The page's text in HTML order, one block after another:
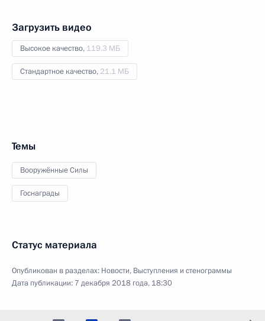
Загрузить видео
Высокое качество, 119.3 МБ
Стандартное качество, 21.1 МБ
Темы
Вооружённые Силы
Госнаграды
Статус материала
Опубликован в разделах: Новости, Выступления и стенограммы
Дата публикации: 7 декабря 2018 года, 18:30